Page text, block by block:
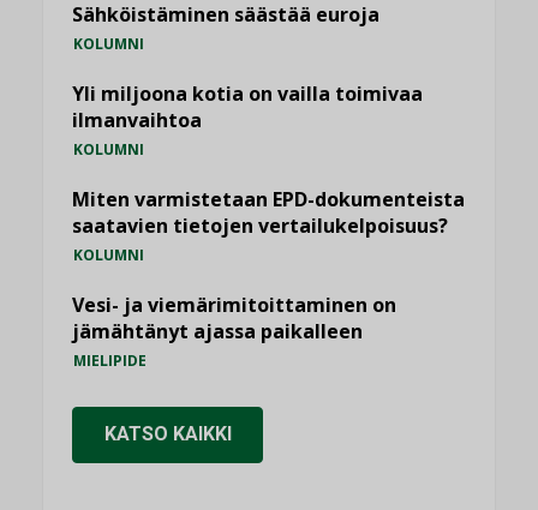
Sähköistäminen säästää euroja
KOLUMNI
Yli miljoona kotia on vailla toimivaa
ilmanvaihtoa
KOLUMNI
Miten varmistetaan EPD-dokumenteista
saatavien tietojen vertailukelpoisuus?
KOLUMNI
Vesi- ja viemärimitoittaminen on
jämähtänyt ajassa paikalleen
MIELIPIDE
KATSO KAIKKI